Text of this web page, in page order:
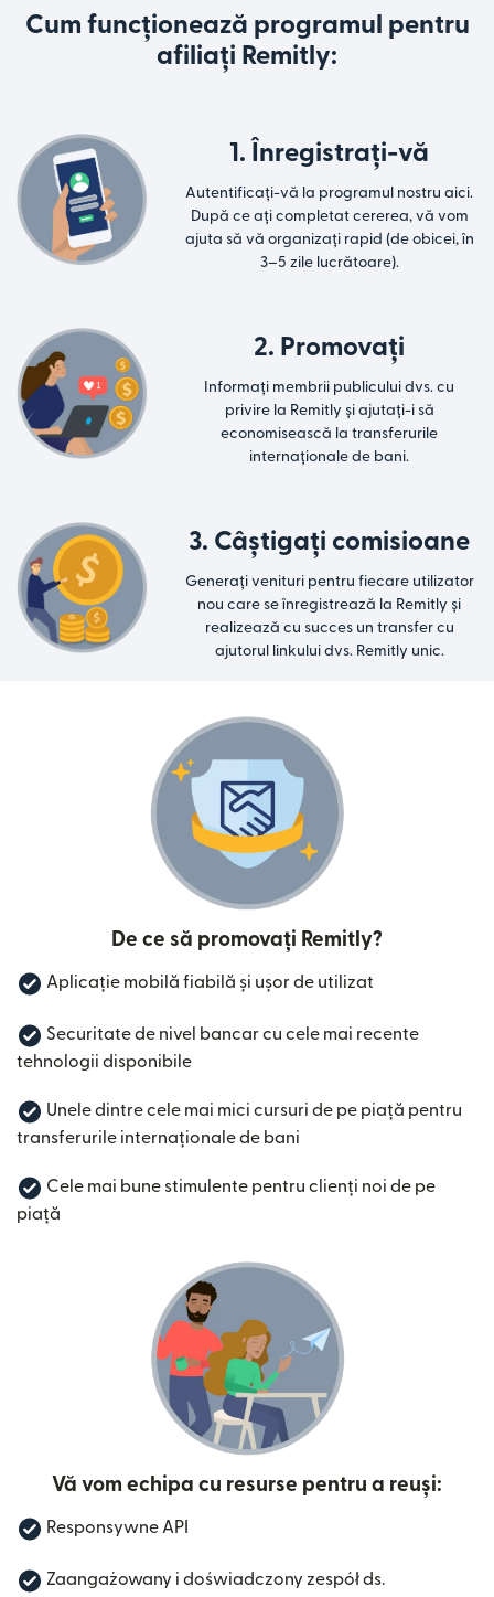
Cum funcționează programul pentru
afiliați Remitly:
1. Înregistrați-vă
Autentificați-vă la programul nostru aici.
După ce ați completat cererea, vă vom
ajuta să vă organizați rapid (de obicei, în
3–5 zile lucrătoare).
2. Promovați
Informați membrii publicului dvs. cu
privire la Remitly și ajutați-i să
economisească la transferurile
internaționale de bani.
3. Câștigați comisioane
Generați venituri pentru fiecare utilizator
nou care se înregistrează la Remitly și
realizează cu succes un transfer cu
ajutorul linkului dvs. Remitly unic.
De ce să promovați Remitly?
Aplicație mobilă fiabilă și ușor de utilizat
Securitate de nivel bancar cu cele mai recente
tehnologii disponibile
Unele dintre cele mai mici cursuri de pe piață pentru
transferurile internaționale de bani
Cele mai bune stimulente pentru clienți noi de pe
piață
Vă vom echipa cu resurse pentru a reuși:
Responsywne API
Zaangażowany i doświadczony zespół ds.